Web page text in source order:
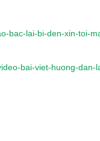
bac-lai-bi-den-xin-toi-
bai-viet-huong-dan-